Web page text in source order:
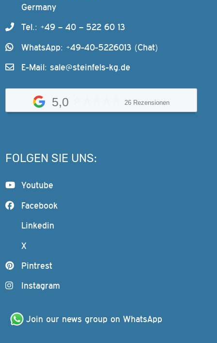
Germany
Tel.: +49 – 40 – 522 60 13
WhatsApp: +49-40-5226013 (Chat)
E-Mail: sale@steinfels-kg.de
5,0 26 Rezensionen
FOLGEN SIE UNS:
Youtube
Facebook
Linkedin
X
Pintrest
Instagram
Join our news group on WhatsApp